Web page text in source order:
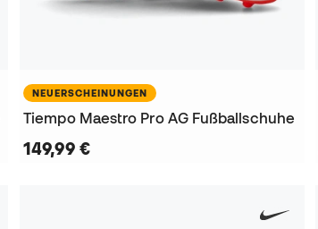
NEUERSCHEINUNGEN
Tiempo Maestro Pro AG Fußballschuhe
149,99 €